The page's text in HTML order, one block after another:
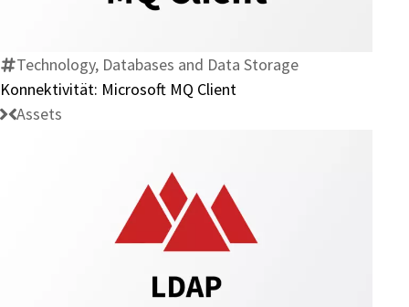
MQ
Technology, Databases and Data Storage
Konnektivität: Microsoft MQ Client
Assets
Konnektivität:
Lightweight
Directory